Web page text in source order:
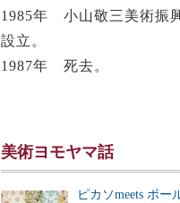
1985年 小山敬三美術振
設立。
1987年 死去。
美術ヨモヤマ話
ピカソmeets ポー